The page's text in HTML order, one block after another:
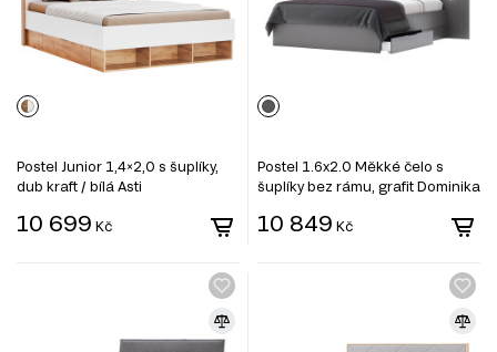
Postel Junior 1,4×2,0 s šuplíky,
dub kraft / bílá Asti
10 699 Kč
Postel 1.6x2.0 Měkké čelo s
šuplíky bez rámu, grafit Dominika
10 849 Kč